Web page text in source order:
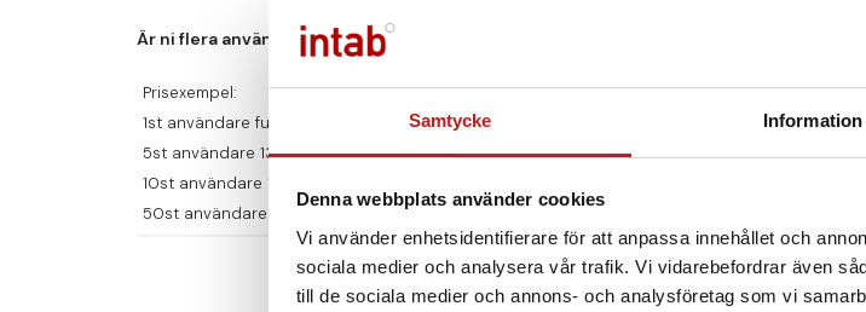
Samtycke Information
Denna webbplats använder cookies
Vi använder enhetsidentifierare för att anpassa innehållet och
sociala medier och analysera vår trafik. Vi vidarebefordrar även
till de sociala medier och annons- och analysföretag som vi
Är ni flera användare har vi bra rabatter:
Prisexempel:
1st användare fullpris
5st användare 13% rabatt per användare
10st användare 18% rabatt per användare
50st användare 45% rabatt per användare